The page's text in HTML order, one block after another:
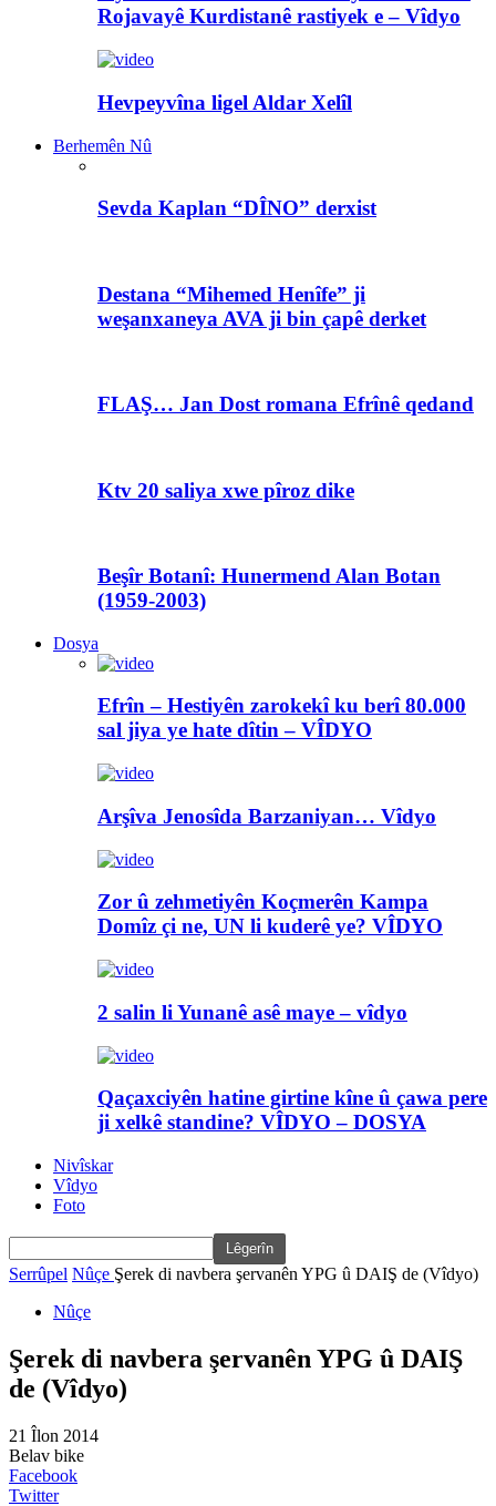
Rojavayê Kurdistanê rastiyek e – Vîdyo
Hevpeyvîna ligel Aldar Xelîl
Berhemên Nû
Sevda Kaplan “DÎNO” derxist
Destana “Mihemed Henîfe” ji
weşanxaneya AVA ji bin çapê derket
FLAŞ… Jan Dost romana Efrînê qedand
Ktv 20 saliya xwe pîroz dike
Beşîr Botanî: Hunermend Alan Botan
(1959-2003)
Dosya
Efrîn – Hestiyên zarokekî ku berî 80.000
sal jiya ye hate dîtin – VÎDYO
Arşîva Jenosîda Barzaniyan… Vîdyo
Zor û zehmetiyên Koçmerên Kampa
Domîz çi ne, UN li kuderê ye? VÎDYO
2 salin li Yunanê asê maye – vîdyo
Qaçaxciyên hatine girtine kîne û çawa pere
ji xelkê standine? VÎDYO – DOSYA
Nivîskar
Vîdyo
Foto
Serrûpel Nûçe Şerek di navbera şervanên YPG û DAIŞ de (Vîdyo)
Nûçe
Şerek di navbera şervanên YPG û DAIŞ
de (Vîdyo)
21 Îlon 2014
Belav bike
Facebook
Twitter